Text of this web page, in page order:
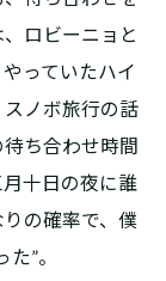
ロビーニョと
っていたハイ
ノボ旅行の話
ち合わせ時間
十日の夜に誰
の確率で、僕
”。